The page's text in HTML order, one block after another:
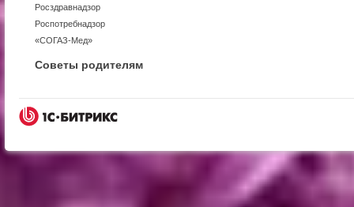
Росздравнадзор
Роспотребнадзор
«СОГАЗ-Мед»
Советы родителям